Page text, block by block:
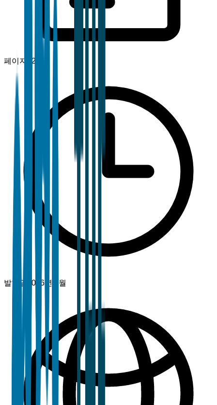
페이지 120+
발행일 2026년 4월